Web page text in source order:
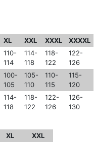
XL XXL XXXL
XXXXL
110-
114
114-
118
118-
122
122-
126
100-
105
105-
110
110-
115
115-
120
114-
118
118-
122
122-
126
126-
130
XL
XXL